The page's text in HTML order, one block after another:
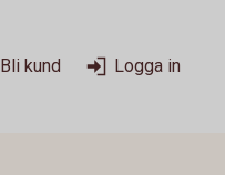
Bli kund Logga in